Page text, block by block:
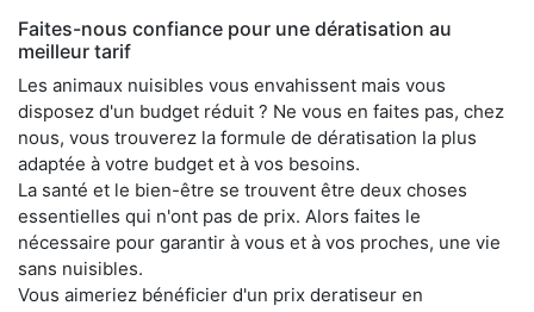
Faites-nous confiance pour une dératisation au
meilleur tarif
Les animaux nuisibles vous envahissent mais vous
disposez d'un budget réduit ? Ne vous en faites pas, chez
nous, vous trouverez la formule de dératisation la plus
adaptée à votre budget et à vos besoins.
La santé et le bien-être se trouvent être deux choses
essentielles qui n'ont pas de prix. Alors faites le
nécessaire pour garantir à vous et à vos proches, une vie
sans nuisibles.
Vous aimeriez bénéficier d'un prix deratiseur en